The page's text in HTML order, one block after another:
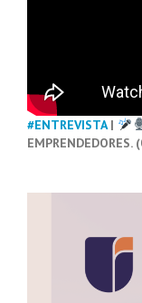
#ENTREVISTA|